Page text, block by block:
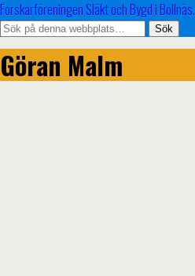
Forskarföreningen Släkt och Bygd i Bollnäs.
Göran Malm